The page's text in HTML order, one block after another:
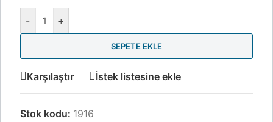
- +
SEPETE EKLE
Karşılaştır İstek listesine ekle
Stok kodu: 1916